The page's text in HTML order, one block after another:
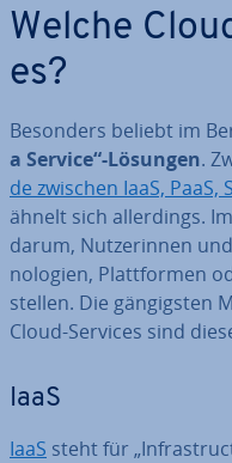
Welche
es?
Besonders beliebt im
a Service“-Lösungen.
de zwischen IaaS, PaaS,
ähnelt sich al­ler­dings.
darum, Nut­ze­rin­nen
no­lo­gien, Platt­for­men
stellen. Die gän­gigs­ten
Cloud-Services sind
IaaS
IaaS steht für